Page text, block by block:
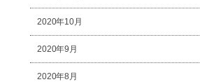
2020年10月
2020年9月
2020年8月